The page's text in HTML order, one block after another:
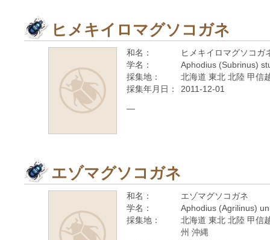
ヒメキイロマグソコガネ
和名：
ヒメキイロマグソコガ
学名：
Aphodius (Subrinus)
採集地：
北海道 東北 北陸 甲信
採集年月日：
2011-12-01
—
エゾマグソコガネ
和名：
エゾマグソコガネ
学名：
Aphodius (Agrilinus)
採集地：
北海道 東北 北陸 甲信
州 沖縄